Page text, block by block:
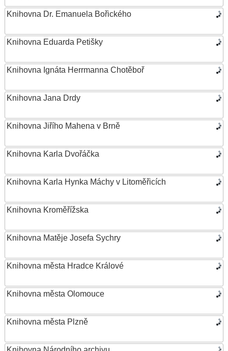
Knihovna Dr. Emanuela Bořického
Knihovna Eduarda Petišky
Knihovna Ignáta Herrmanna Chotěboř
Knihovna Jana Drdy
Knihovna Jiřího Mahena v Brně
Knihovna Karla Dvořáčka
Knihovna Karla Hynka Máchy v Litoměřicích
Knihovna Kroměřížska
Knihovna Matěje Josefa Sychry
Knihovna města Hradce Králové
Knihovna města Olomouce
Knihovna města Plzně